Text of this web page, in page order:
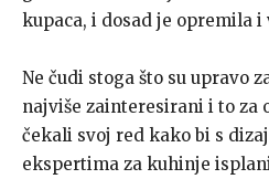
kupaca, i dosad je opremila i
Ne čudi stoga što su upravo
najviše zainteresirani i to za
čekali svoj red kako bi s
ekspertima za kuhinje